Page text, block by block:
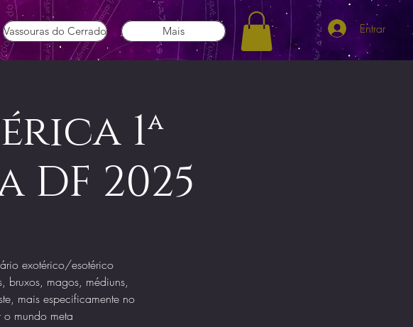
Entrar
Vassouras do Cerrado Mais
1ª
2025
exotérico/esotérico
bruxos, magos, médiuns,
mais especificamente no
o mundo meta